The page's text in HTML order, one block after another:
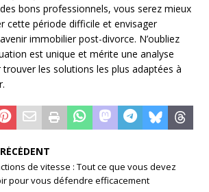
bons professionnels, vous serez mieux
cette période difficile et envisager
immobilier post-divorce. N’oubliez
est unique et mérite une analyse
les solutions les plus adaptées à
de vitesse : Tout ce que vous devez
pour vous défendre efficacement